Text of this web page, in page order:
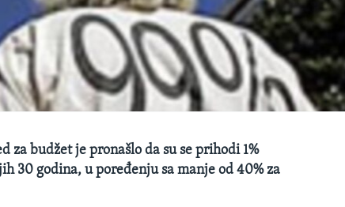
za budžet je pronašlo da su se prihodi 1%
30 godina, u poređenju sa manje od 40% za